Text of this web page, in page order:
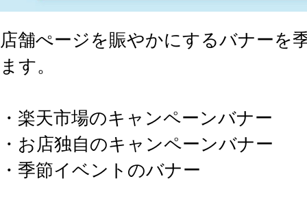
店舗ぺージを賑やかにするバナーを
ます。
・楽天市場のキャンペーンバナー
・お店独自のキャンペーンバナー
・季節イベントのバナー